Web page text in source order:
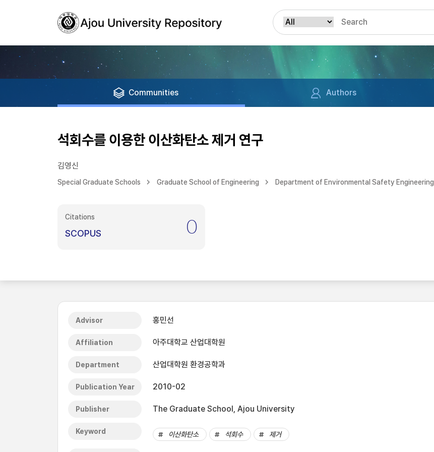
Communities Authors
석회수를 이용한 이산화탄소 제거 연구
김영신
Special Graduate Schools Graduate School of Engineering Department of Environmental Safety Engineering
Citations
SCOPUS 0
Advisor 홍민선
Affiliation 아주대학교 산업대학원
Department 산업대학원 환경공학과
Publication Year 2010-02
Publisher The Graduate School, Ajou University
Keyword 이산화탄소 석회수 제거